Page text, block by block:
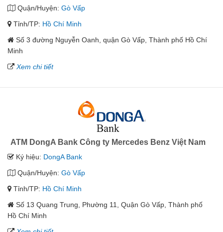
Quận/Huyện: Gò Vấp
Tỉnh/TP: Hồ Chí Minh
Số 3 đường Nguyễn Oanh, quận Gò Vấp, Thành phố Hồ Chí
Minh
Xem chi tiết
ATM DongA Bank Công ty Mercedes Benz Việt Nam
Ký hiệu: DongA Bank
Quận/Huyện: Gò Vấp
Tỉnh/TP: Hồ Chí Minh
Số 13 Quang Trung, Phường 11, Quận Gò Vấp, Thành phố
Hồ Chí Minh